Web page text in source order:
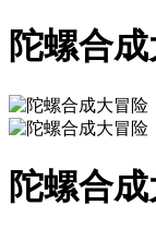
陀螺合
陀螺合